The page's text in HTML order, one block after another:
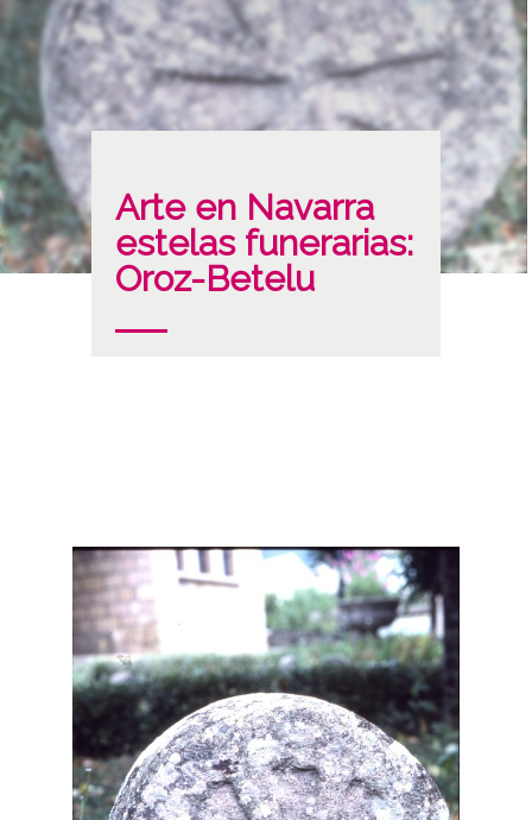
Arte en Navarra
estelas funerarias:
Oroz-Betelu